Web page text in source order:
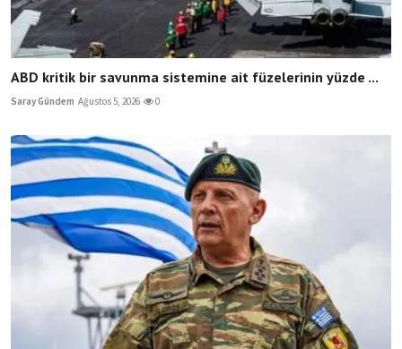
ABD kritik bir savunma sistemine ait füzelerinin yüzde ...
Saray Gündem Ağustos 5, 2026 0